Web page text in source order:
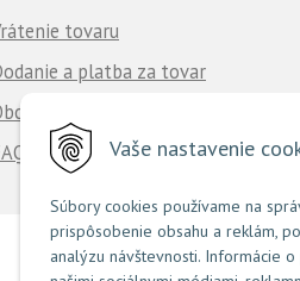
Vaše nastavenie
Súbory cookies používame na
prispôsobenie obsahu a reklám,
analýzu návštevnosti. Informácie
tovaru
a platba za tovar
podmienky
- často kladené otázky
© 2026 Couture.sk • NextShop &